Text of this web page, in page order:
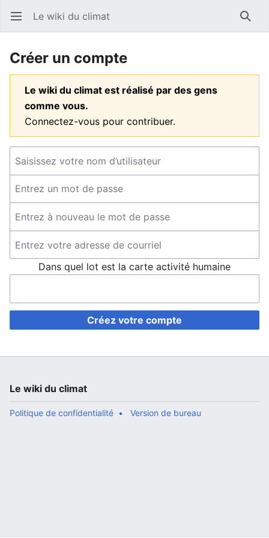
Ouvrir le menu principal Le wiki du climat
Créer un compte
Le wiki du climat est réalisé par des gens
comme vous.
Connectez-vous pour contribuer.
Dans quel lot est la carte activité humaine
Créez votre compte
Le wiki du climat
Politique de confidentialité Version de bureau